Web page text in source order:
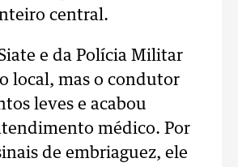
central.
e da Polícia Militar
local, mas o condutor
leves e acabou
médico. Por
de embriaguez, ele